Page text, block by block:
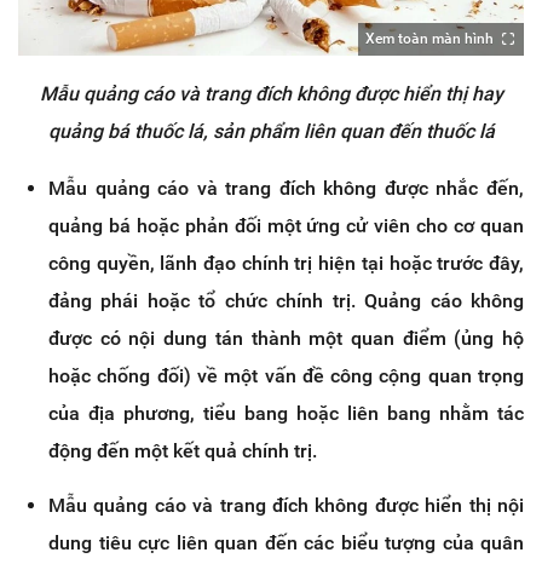
Xem toàn màn hình
Mẫu quảng cáo và trang đích không được hiển thị hay
quảng bá thuốc lá, sản phẩm liên quan đến thuốc lá
Mẫu quảng cáo và trang đích không được nhắc đến,
quảng bá hoặc phản đối một ứng cử viên cho cơ quan
công quyền, lãnh đạo chính trị hiện tại hoặc trước đây,
đảng phái hoặc tổ chức chính trị. Quảng cáo không
được có nội dung tán thành một quan điểm (ủng hộ
hoặc chống đối) về một vấn đề công cộng quan trọng
của địa phương, tiểu bang hoặc liên bang nhằm tác
động đến một kết quả chính trị.
Mẫu quảng cáo và trang đích không được hiển thị nội
dung tiêu cực liên quan đến các biểu tượng của quân